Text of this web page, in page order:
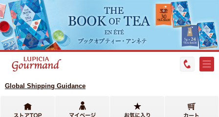
Global Shipping Guidance